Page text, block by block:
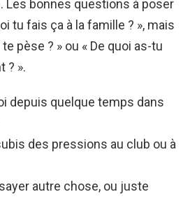
Les bonnes questions à poser
tu fais ça à la famille ? », mais
pèse ? » ou « De quoi as-tu
? ».
depuis quelque temps dans
des pressions au club ou à
autre chose, ou juste